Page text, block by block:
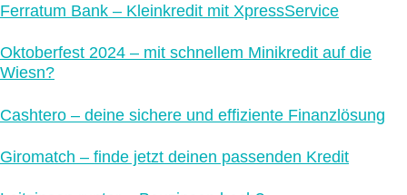
Ferratum Bank – Kleinkredit mit XpressService
Oktoberfest 2024 – mit schnellem Minikredit auf die
Wiesn?
Cashtero – deine sichere und effiziente Finanzlösung
Giromatch – finde jetzt deinen passenden Kredit